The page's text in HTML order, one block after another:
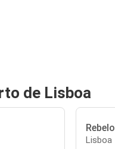
de Lisboa
Rebelo
Lisboa